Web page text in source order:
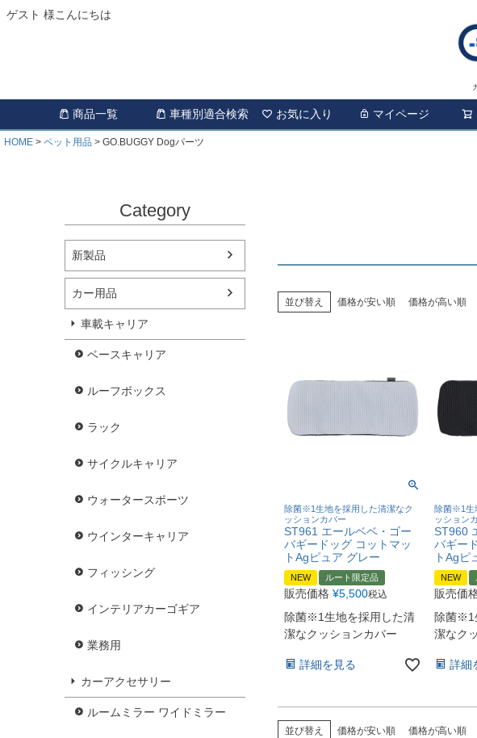
ゲスト 様こんにちは
商品一覧 車種別適合検索 お気に入り マイページ
HOME ペット用品 GO.BUGGY Dogパーツ
Category
新製品
カー用品
車載キャリア
ベースキャリア
ルーフボックス
ラック
サイクルキャリア
ウォータースポーツ
ウインターキャリア
フィッシング
インテリアカーゴギア
業務用
カーアクセサリー
ルームミラー ワイドミラー
並び替え 価格が安い順 価格が高い順
除菌※1生地を採用した清潔なク
ッションカバー
ST961 エールベベ・ゴー
バギードッグ コットマッ
トAgピュア グレー
NEW ルート限定品
販売価格 ¥5,500税込
除菌※1生地を採用した清
潔なクッションカバー
詳細を見る
除菌※1生
ッション
ST960
バギー
トAgピ
NEW
販売価
除菌※1
潔なク
詳細
並び替え 価格が安い順 価格が高い順